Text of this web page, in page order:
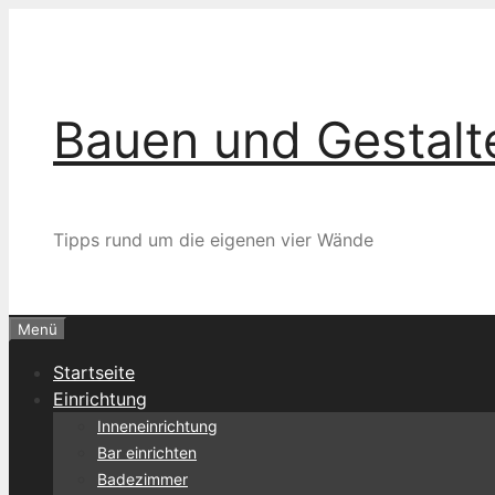
Bauen und
Tipps rund um die eigenen vier Wände
Menü
Startseite
Einrichtung
Inneneinrichtung
Bar einrichten
Badezimmer